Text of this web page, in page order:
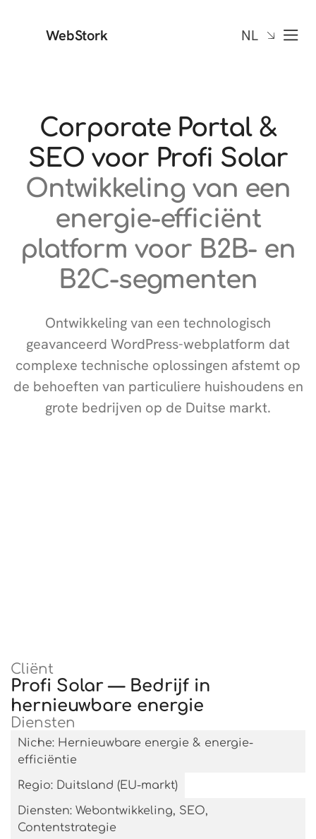
WebStork NL
Corporate Portal &
SEO voor Profi Solar
Ontwikkeling van een
energie-efficiënt
platform voor B2B- en
B2C-segmenten
Ontwikkeling van een technologisch
geavanceerd WordPress-webplatform dat
complexe technische oplossingen afstemt op
de behoeften van particuliere huishoudens en
grote bedrijven op de Duitse markt.
Cliënt
Profi Solar — Bedrijf in
hernieuwbare energie
Diensten
Niche: Hernieuwbare energie & energie-
efficiëntie
Regio: Duitsland (EU-markt)
Diensten: Webontwikkeling, SEO,
Contentstrategie